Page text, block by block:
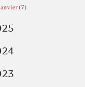
(7)